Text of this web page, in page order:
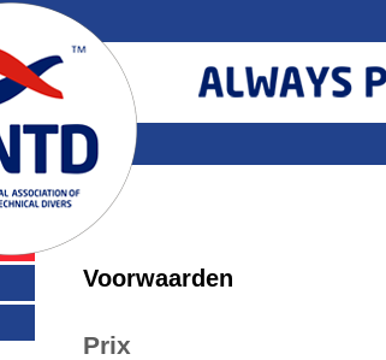
Voorwaarden
Prix